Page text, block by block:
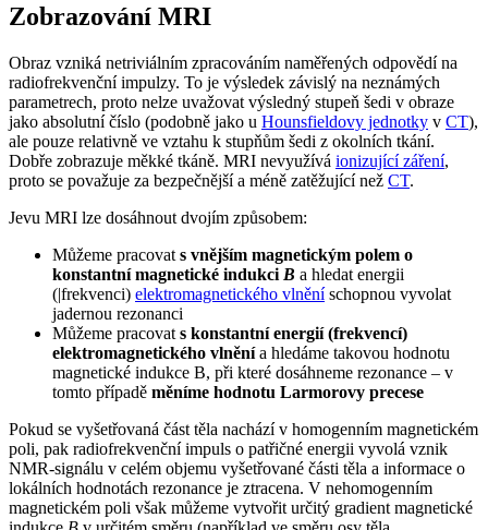
Zobrazování MRI
Obraz vzniká netriviálním zpracováním naměřených odpovědí na
radiofrekvenční impulzy. To je výsledek závislý na neznámých
parametrech, proto nelze uvažovat výsledný stupeň šedi v obraze
jako absolutní číslo (podobně jako u Hounsfieldovy jednotky v CT),
ale pouze relativně ve vztahu k stupňům šedi z okolních tkání.
Dobře zobrazuje měkké tkáně. MRI nevyužívá ionizující záření,
proto se považuje za bezpečnější a méně zatěžující než CT.
Jevu MRI lze dosáhnout dvojím způsobem:
Můžeme pracovat s vnějším magnetickým polem o
konstantní magnetické indukci B a hledat energii
(|frekvenci) elektromagnetického vlněníschopnou vyvolat
jadernou rezonanci
Můžeme pracovat s konstantní energií (frekvencí)
elektromagnetického vlněnía hledáme takovou hodnotu
magnetické indukce B, při které dosáhneme rezonance – v
tomto případě měníme hodnotu Larmorovy precese
Pokud se vyšetřovaná část těla nachází v homogenním magnetickém
poli, pak radiofrekvenční impuls o patřičné energii vyvolá vznik
NMR-signálu v celém objemu vyšetřované části těla a informace o
lokálních hodnotách rezonance je ztracena. V nehomogenním
magnetickém poli však můžeme vytvořit určitý gradient magnetické